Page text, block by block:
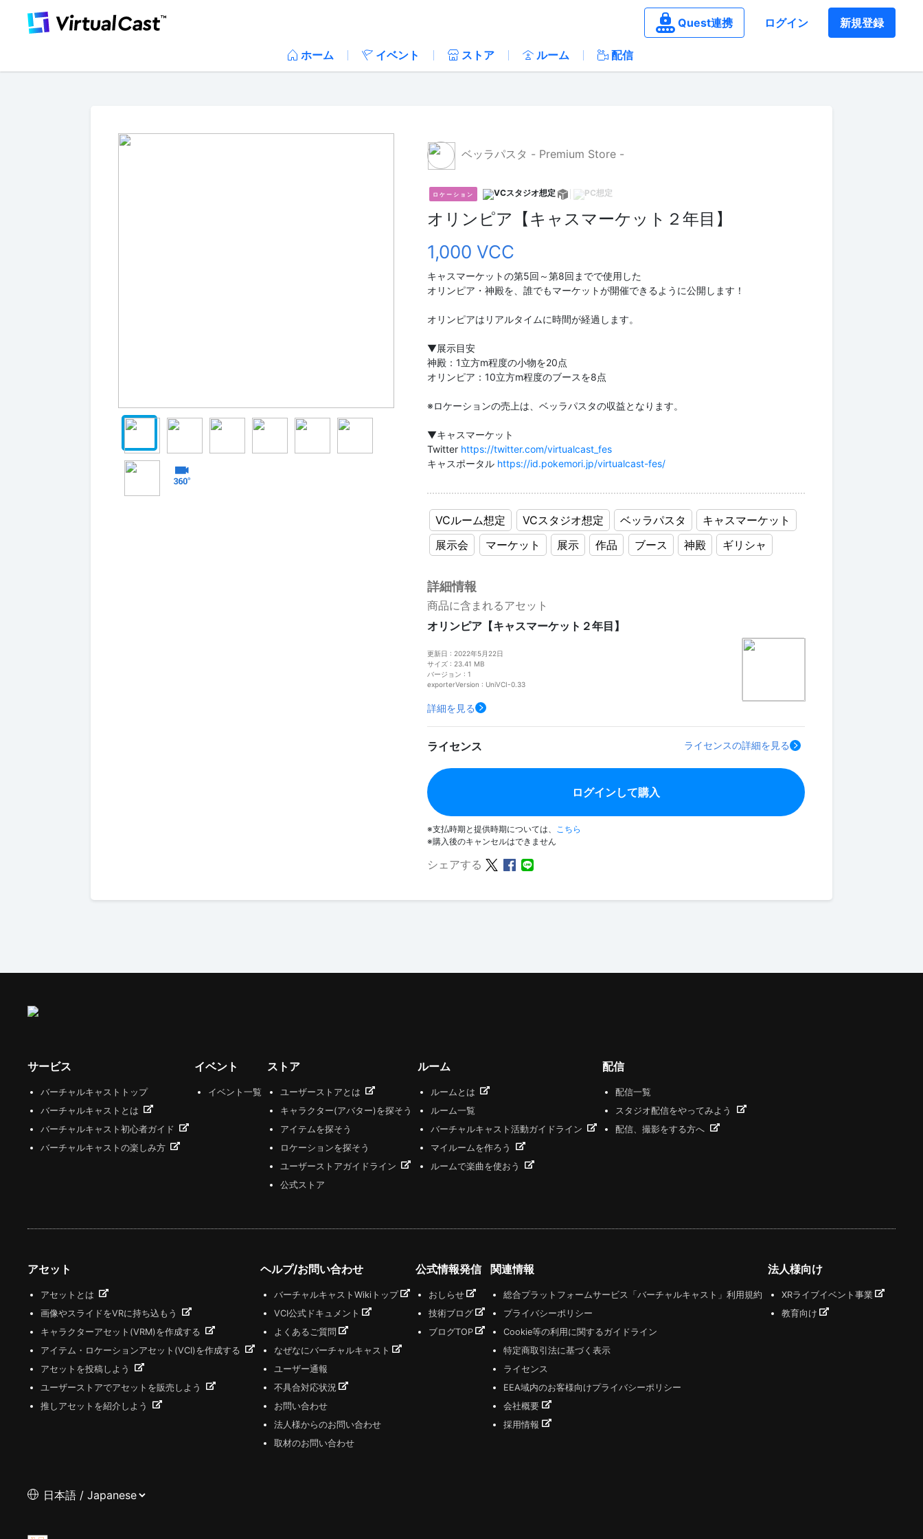
Quest連携 ログイン 新規登録
ホーム イベント ストア ルーム 配信
ベッラパスタ - Premium Store -
ロケーション
オリンピア【キャスマーケット２年目】
1,000 VCC
キャスマーケットの第5回～第8回までで使用した
オリンピア・神殿を、誰でもマーケットが開催できるように公開します！
オリンピアはリアルタイムに時間が経過します。
▼展示目安
神殿：1立方m程度の小物を20点
オリンピア：10立方m程度のブースを8点
※ロケーションの売上は、ベッラパスタの収益となります。
▼キャスマーケット
Twitter https://twitter.com/virtualcast_fes
キャスポータル https://id.pokemori.jp/virtualcast-fes/
VCルーム想定 VCスタジオ想定 ベッラパスタ
キャスマーケット
展示会
マーケット 展示 作品 ブース 神殿 ギリシャ
詳細情報
商品に含まれるアセット
オリンピア【キャスマーケット２年目】
更新日 : 2022年5月22日
サイズ : 23.41 MB
バージョン : 1
exporterVersion : UniVCI-0.33
詳細を見る
ライセンス ライセンスの詳細を見る
ログインして購入
※支払時期と提供時期については、 こちら
※購入後のキャンセルはできません
シェアする
サービス
バーチャルキャストトップ
バーチャルキャストとは
バーチャルキャスト初心者ガイド
バーチャルキャストの楽しみ方
イベント
イベント一覧
ストア
ユーザーストアとは
キャラクター(アバター)を探そう
アイテムを探そう
ロケーションを探そう
ユーザーストアガイドライン
公式ストア
ルーム
ルームとは
ルーム一覧
バーチャルキャスト活動ガイドライン
マイルームを作ろう
ルームで楽曲を使おう
配信
配信一覧
スタジオ配信をやってみよう
配信、撮影をする方へ
アセット
アセットとは
画像やスライドをVRに持ち込もう
キャラクターアセット(VRM)を作成する
アイテム・ロケーションアセット(VCI)を作成する
アセットを投稿しよう
ユーザーストアでアセットを販売しよう
推しアセットを紹介しよう
ヘルプ/お問い合わせ
バーチャルキャストWikiトップ
VCI公式ドキュメント
よくあるご質問
なぜなにバーチャルキャスト
ユーザー通報
不具合対応状況
お問い合わせ
法人様からのお問い合わせ
取材のお問い合わせ
公式情報発信
おしらせ
技術ブログ
ブログTOP
関連情報
総合プラットフォームサービス「バーチャルキャスト」利用規約
プライバシーポリシー
Cookie等の利用に関するガイドライン
特定商取引法に基づく表示
ライセンス
EEA域内のお客様向けプライバシーポリシー
会社概要
採用情報
法人様向け
XRライブイベント事業
教育向け